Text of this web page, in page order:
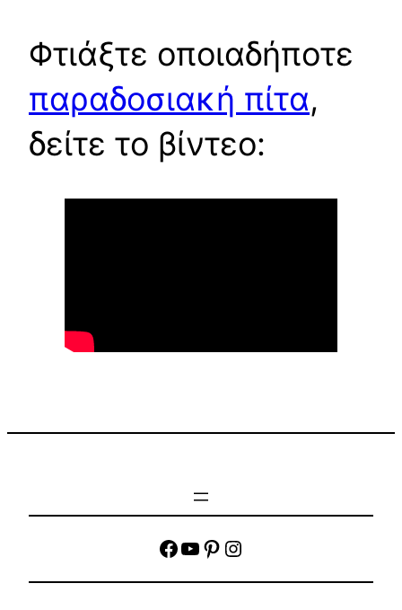
Φτιάξτε οποιαδήποτε
παραδοσιακή πίτα,
δείτε το βίντεο:
facebook
YouTube
Pinterest
Instagram